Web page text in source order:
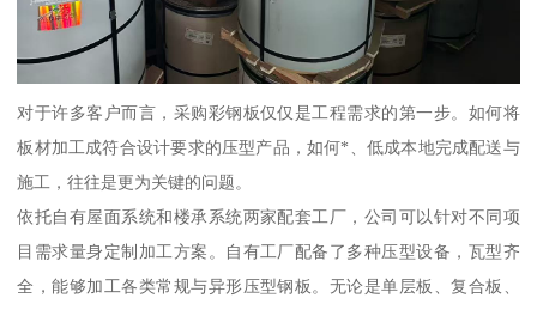
对于许多客户而言，采购彩钢板仅仅是工程需求的第一步。如何将
板材加工成符合设计要求的压型产品，如何*、低成本地完成配送与
施工，往往是更为关键的问题。
依托自有屋面系统和楼承系统两家配套工厂，公司可以针对不同项
目需求量身定制加工方案。自有工厂配备了多种压型设备，瓦型齐
全，能够加工各类常规与异形压型钢板。无论是单层板、复合板、